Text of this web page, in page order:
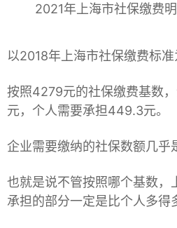
2021年上海市社保缴费
以2018年上海市社保缴费标准
按照4279元的社保缴费基数
元，个人需要承担449.3元。
企业需要缴纳的社保数额几乎
也就是说不管按照哪个基数，
承担的部分一定是比个人多得